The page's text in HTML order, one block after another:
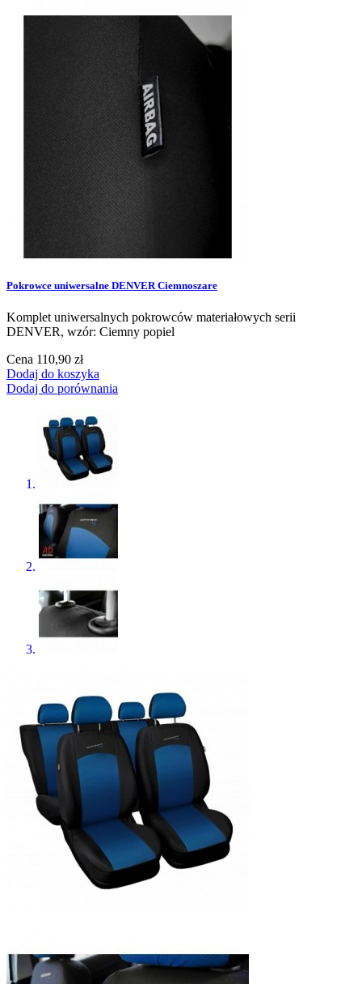
Pokrowce uniwersalne DENVER Ciemnoszare
Komplet uniwersalnych pokrowców materiałowych serii
DENVER, wzór: Ciemny popiel
Cena 110,90 zł
Dodaj do koszyka
Dodaj do porównania